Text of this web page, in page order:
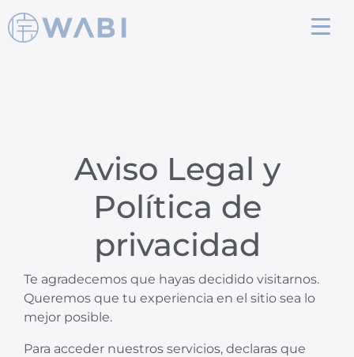
Aviso Legal y
Política de
privacidad
Te agradecemos que hayas decidido visitarnos.
Queremos que tu experiencia en el sitio sea lo
mejor posible.
Para acceder nuestros servicios, declaras que